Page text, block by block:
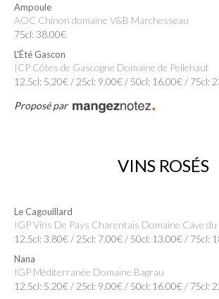
Ampoule
AOC Chinon domaine V&B Marchesseau
75cl: 38.00€
L'Été Gascon
ICP Côtes de Gascogne Domaine de Pellehaut
12.5cl: 5.20€ / 25cl: 9.00€ / 50cl: 16.00€ / 75cl:
Proposé par
VINS ROSÉS
Le Cagouillard
IGP Vins De Pays Charentais Domaine Cave
12.5cl: 3.80€ / 25cl: 7.00€ / 50cl: 13.00€ / 75cl:
Nana
IGP Méditerranée Domaine Bagrau
12.5cl: 5.20€ / 25cl: 9.00€ / 50cl: 16.00€ / 75cl: